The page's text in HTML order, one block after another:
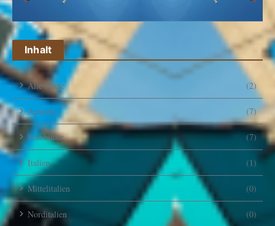
Inhalt
Alle Sinne (2)
Apulien (7)
Fotobilder (7)
Italien (1)
Mittelitalien (0)
Norditalien (0)